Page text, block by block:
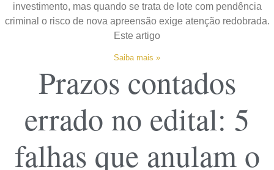
investimento, mas quando se trata de lote com pendência
criminal o risco de nova apreensão exige atenção redobrada.
Este artigo
Saiba mais »
Prazos contados
errado no edital: 5
falhas que anulam o